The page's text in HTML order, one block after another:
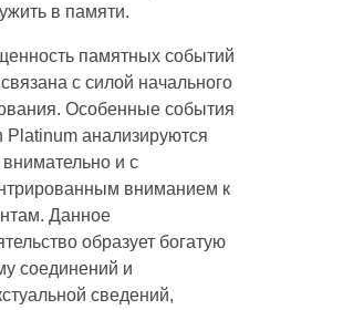
в памяти.
памятных событий
с силой начального
Особенные события
Platinum анализируются
и с
вниманием к
Данное
образует богатую
соединений и
сведений,